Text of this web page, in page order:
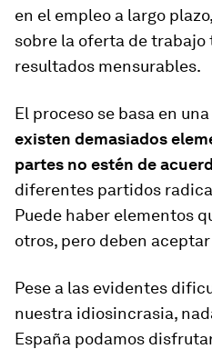
en el empleo a largo
sobre la oferta de trabajo
resultados mensurables.
El proceso se basa en
existen demasiados
partes no estén de
diferentes partidos
Puede haber elementos
otros, pero deben
Pese a las evidentes
nuestra idiosincrasia,
España podamos